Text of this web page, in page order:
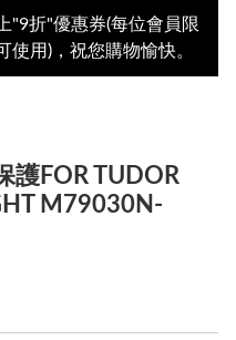
"9折"優惠券(每位會員限
使用)，祝您購物愉快。
護FOR TUDOR
M79030N-